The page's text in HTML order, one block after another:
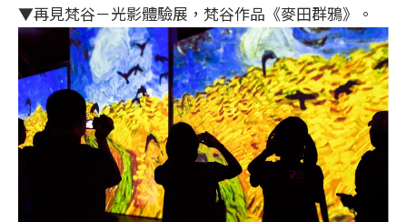
▼再見梵谷－光影體驗展，梵谷作品《麥田群鴉》。